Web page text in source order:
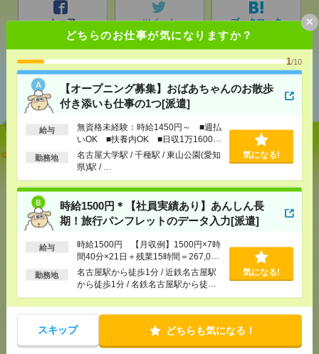
どちらのお仕事が気になりますか？
1/10
【オープニング募集】おばあちゃんのお散歩
付き添いも仕事の1つ[派遣]
給与
無資格未経験：時給1450円～ ■週払
いOK ■扶養内OK ■日収1万1600円
以上
勤務地
名古屋大学駅 / 千種駅 / 東山公園(愛知
県)駅 / …
気になる!
時給1500円＊【社員実績あり】あんしん長
期！旅行パンフレットのデータ入力[派遣]
給与
時給1500円 【月収例】1500円×7時
間40分×21日＋残業15時間＝267,000
円
勤務地
名古屋駅から徒歩1分 / 近鉄名古屋駅
から徒歩1分 / 名鉄名古屋駅から徒歩1
分
気になる!
スキップ どちらも気になる！
×
シェア ツイート ブックマーク
あなたの閲覧履歴からの
おすすめ
【オープニング募集】おばあちゃんのお散歩付き添
いも仕事の1つ[派遣]
[給 与]無資格未経験：時給1450円～ ■週払い
OK ■扶養内OK ■日収1万1600円以上
[交通費]
交通費全額支給
[勤務地]名古屋大学駅
気になる！
時給1500円＊【社員実績あり】あんしん長期！旅行
パンフレットのデータ入力[派遣]
時給1500円 【月収例】1500円×7時間40
分×21日＋残業15時間＝267,000円
[交通費]全額支給